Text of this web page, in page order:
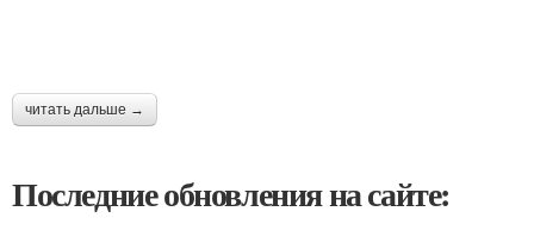
читать дальше →
Последние обновления на сайте: